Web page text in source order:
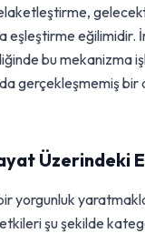
eşleştirme
bu mekanizma
gerçekleşmemiş
Üzerindeki
yorgunluk
şu şekilde